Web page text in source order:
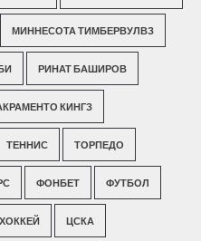
МИННЕСОТА ТИМБЕРВУЛВЗ
РИНАТ БАШИРОВ
КИНГЗ
ТЕННИС ТОРПЕДО
ФОНБЕТ ФУТБОЛ
ХОККЕЙ ЦСКА